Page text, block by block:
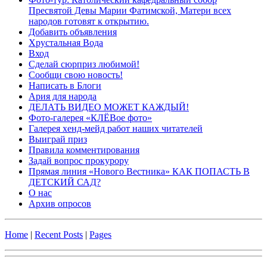
Пресвятой Девы Марии Фатимской, Матери всех
народов готовят к открытию.
Добавить объявления
Хрустальная Вода
Вход
Сделай сюрприз любимой!
Сообщи свою новость!
Написать в Блоги
Ария для народа
ДЕЛАТЬ ВИДЕО МОЖЕТ КАЖДЫЙ!
Фото-галерея «КЛЁВое фото»
Галерея хенд-мейд работ наших читателей
Выиграй приз
Правила комментирования
Задай вопрос прокурору
Прямая линия «Нового Вестника» КАК ПОПАСТЬ В
ДЕТСКИЙ САД?
О нас
Архив опросов
Home | Recent Posts | Pages